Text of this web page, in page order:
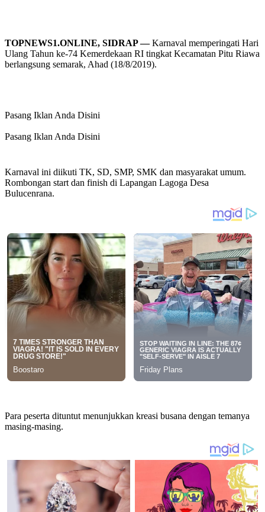
TOPNEWS1.ONLINE, SIDRAP —Karnaval memperingati Hari
Ulang Tahun ke-74 Kemerdekaan RI tingkat Kecamatan Pitu Riawa
berlangsung semarak, Ahad (18/8/2019).
Pasang Iklan Anda Disini
Pasang Iklan Anda Disini
Karnaval ini diikuti TK, SD, SMP, SMK dan masyarakat umum.
Rombongan start dan finish di Lapangan Lagoga Desa
Bulucenrana.
Para peserta dituntut menunjukkan kreasi busana dengan temanya
masing-masing.